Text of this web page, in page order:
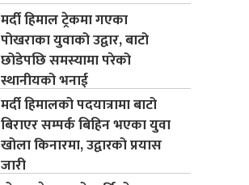
मर्दी हिमाल ट्रेकमा गएका
पोखराका युवाको उद्वार, बाटो
छोडेपछि समस्यामा परेको
स्थानीयको भनाई
मर्दी हिमालको पदयात्रामा बाटो
बिराएर सम्पर्क बिहिन भएका युवा
खोला किनारमा, उद्वारको प्रयास
जारी